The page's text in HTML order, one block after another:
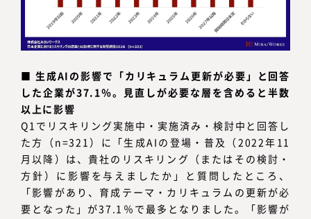
■ 生成AIの影響で「カリキュラム更新が必要」と回答
した企業が37.1％。見直しが必要な層を含めると半数
以上に影響
Q1でリスキリング実施中・実施済み・検討中と回答し
た方（n=321）に「生成AIの登場・普及（2022年11
月以降）は、貴社のリスキリング（またはその検討・
方針）に影響を与えましたか」と質問したところ、
「影響があり、育成テーマ・カリキュラムの更新が必
要となった」が37.1％で最多となりました。「影響が